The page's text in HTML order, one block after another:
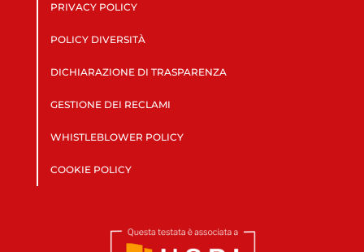
PRIVACY POLICY
POLICY DIVERSITÀ
DICHIARAZIONE DI TRASPARENZA
GESTIONE DEI RECLAMI
WHISTLEBLOWER POLICY
COOKIE POLICY